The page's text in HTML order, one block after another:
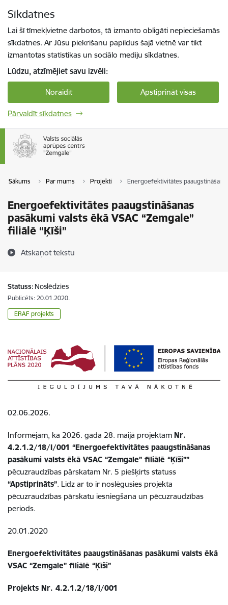
Sīkdatnes
Lai šī tīmekļvietne darbotos, tā izmanto obligāti nepieciešamās
sīkdatnes. Ar Jūsu piekrišanu papildus šajā vietnē var tikt
izmantotas statistikas un sociālo mediju sīkdatnes.
Lūdzu, atzīmējiet savu izvēli:
Noraidīt Apstiprināt visas
Pārvaldīt sīkdatnes
Sākums Par mums Projekti Energoefektivitātes
Energoefektivitātes paaugstināšanas
pasākumi valsts ēkā VSAC “Zemgale”
filiālē “Ķīši”
Atskaņot tekstu
Statuss: Noslēdzies
Publicēts: 20.01.2020.
ERAF projekts
02.06.2026.
Informējam, ka 2026. gada 28. maijā projektam Nr.
4.2.1.2/18/I/001 “Energoefektivitātes paaugstināšanas
pasākumi valsts ēkā VSAC “Zemgale” filiālē “Ķīši””
pēcuzraudzības pārskatam Nr. 5 piešķirts statuss
“Apstiprināts”. Līdz ar to ir noslēgusies projekta
pēcuzraudzības pārskatu iesniegšana un pēcuzraudzības
periods.
20.01.2020
Energoefektivitātes paaugstināšanas pasākumi valsts ēkā
VSAC “Zemgale” filiālē “Ķīši”
Projekts Nr. 4.2.1.2/18/I/001